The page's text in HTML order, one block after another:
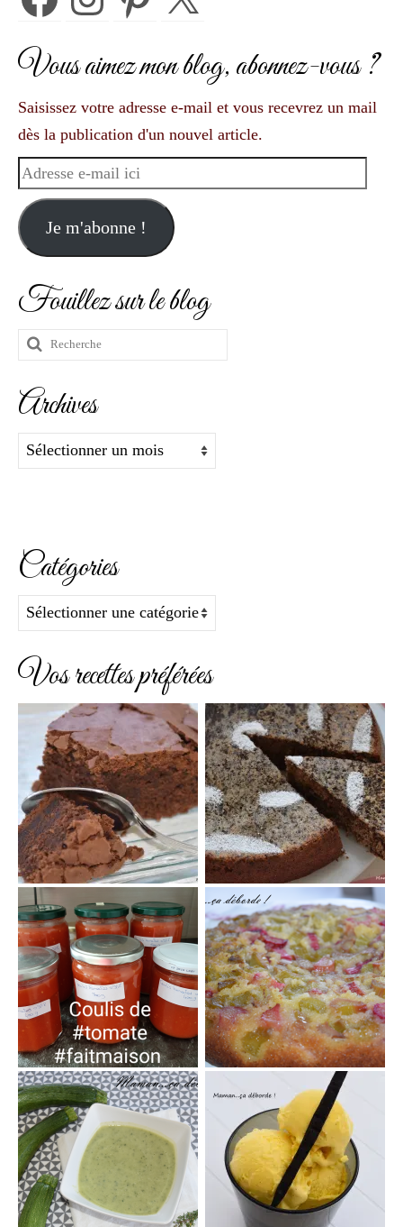
Vous aimez mon blog, abonnez-vous ?
Saisissez votre adresse e-mail et vous recevrez un mail
dès la publication d'un nouvel article.
Adresse
mail
ici
Je m'abonne !
Fouillez sur le blog
Rechercher
Archives
Archives
Catégories
Catégories
Vos recettes préférées